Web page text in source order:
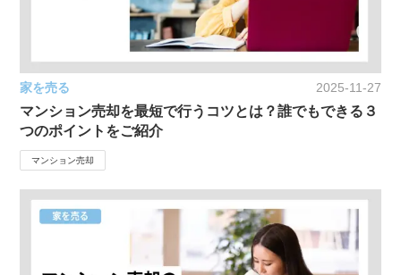
家を売る 2025-11-27
マンション売却を最短で行うコツとは？誰でもできる３
つのポイントをご紹介
マンション売却